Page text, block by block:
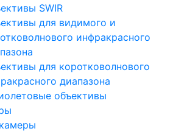
SWIR
для видимого и
инфракрасного
для коротковолнового
диапазона
объективы